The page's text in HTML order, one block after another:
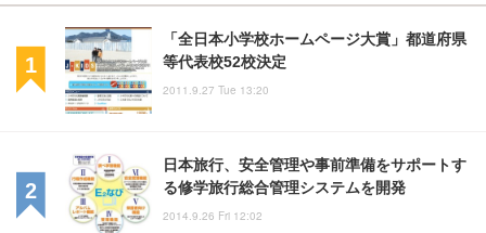
「全日本小学校ホームページ大賞」都道府県
等代表校52校決定
2011.9.27 Tue 13:20
日本旅行、安全管理や事前準備をサポートす
る修学旅行総合管理システムを開発
2014.9.26 Fri 12:02